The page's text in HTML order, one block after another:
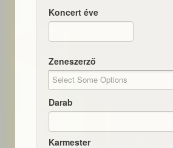
Koncert éve
Zeneszerző
Darab
Karmester